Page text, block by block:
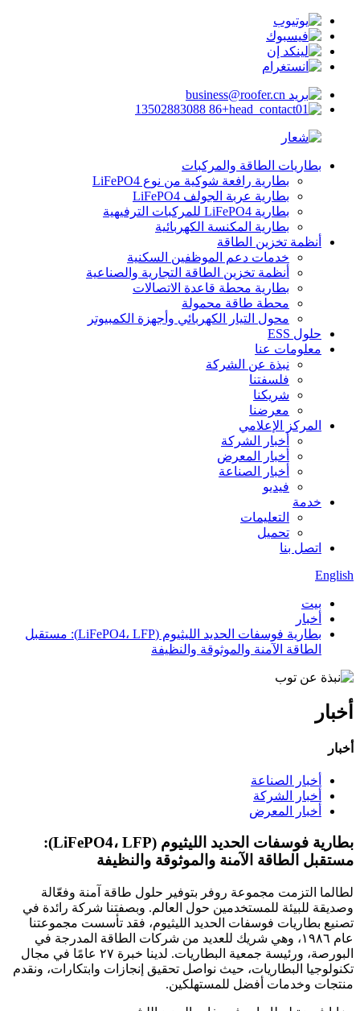
+86 13502883088
بطاريات الطاقة والمركبات
بطارية رافعة شوكية من نوع LiFePO4
بطارية عربة الجولف LiFePO4
بطارية LiFePO4 للمركبات الترفيهية
بطارية المكنسة الكهربائية
أنظمة تخزين الطاقة
خدمات دعم الموظفين السكنية
أنظمة تخزين الطاقة التجارية والصناعية
بطارية محطة قاعدة الاتصالات
محطة طاقة محمولة
محول التيار الكهربائي وأجهزة الكمبيوتر
حلول ESS
معلومات عنا
نبذة عن الشركة
فلسفتنا
شريكنا
معرضنا
المركز الإعلامي
أخبار الشركة
أخبار المعرض
أخبار الصناعة
فيديو
خدمة
التعليمات
تحميل
اتصل بنا
English
بيت
أخبار
بطارية فوسفات الحديد الليثيوم (LiFePO4، LFP): مستقبل
الطاقة الآمنة والموثوقة والنظيفة
أخبار
أخبار
أخبار الصناعة
أخبار الشركة
أخبار المعرض
بطارية فوسفات الحديد الليثيوم (LiFePO4، LFP):
مستقبل الطاقة الآمنة والموثوقة والنظيفة
لطالما التزمت مجموعة روفر بتوفير حلول طاقة آمنة وفعّالة
وصديقة للبيئة للمستخدمين حول العالم. وبصفتنا شركة رائدة في
تصنيع بطاريات فوسفات الحديد الليثيوم، فقد تأسست مجموعتنا
عام ١٩٨٦، وهي شريك للعديد من شركات الطاقة المدرجة في
البورصة، ورئيسة جمعية البطاريات. لدينا خبرة ٢٧ عامًا في مجال
تكنولوجيا البطاريات، حيث نواصل تحقيق إنجازات وابتكارات، ونقدم
منتجات وخدمات أفضل للمستهلكين.